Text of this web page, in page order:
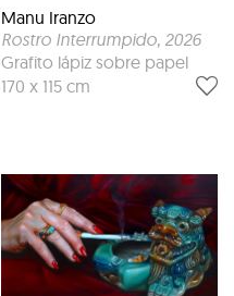
Manu Iranzo
Rostro Interrumpido, 2026
Grafito lápiz sobre papel
170 x 115 cm